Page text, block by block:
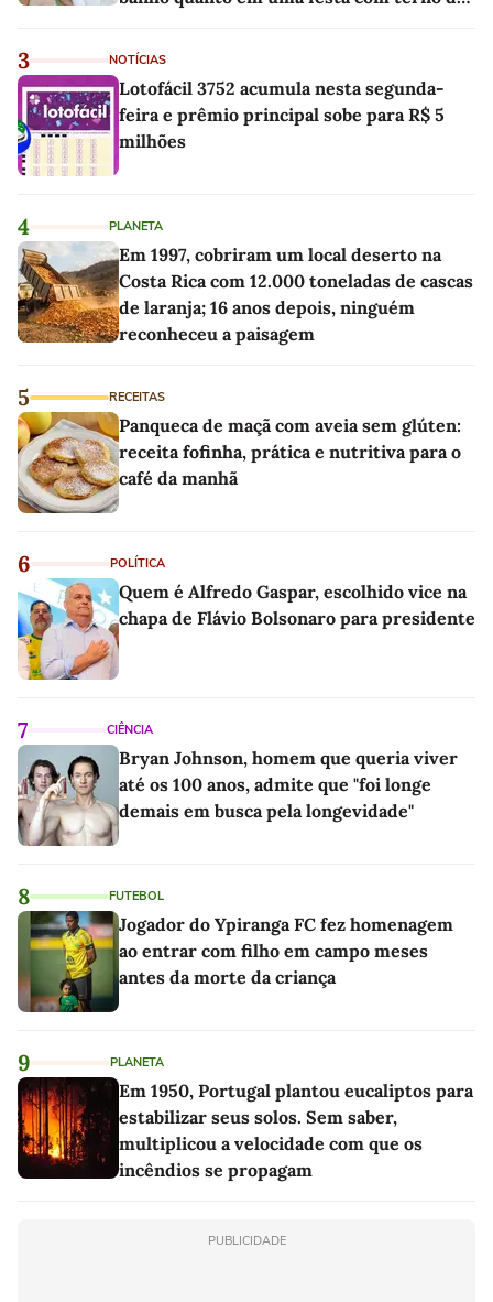
3 NOTÍCIAS
Lotofácil 3752 acumula nesta segunda-
feira e prêmio principal sobe para R$ 5
milhões
4 PLANETA
Em 1997, cobriram um local deserto na
Costa Rica com 12.000 toneladas de cascas
de laranja; 16 anos depois, ninguém
reconheceu a paisagem
5 RECEITAS
Panqueca de maçã com aveia sem glúten:
receita fofinha, prática e nutritiva para o
café da manhã
6 POLÍTICA
Quem é Alfredo Gaspar, escolhido vice na
chapa de Flávio Bolsonaro para presidente
7 CIÊNCIA
Bryan Johnson, homem que queria viver
até os 100 anos, admite que "foi longe
demais em busca pela longevidade"
8 FUTEBOL
Jogador do Ypiranga FC fez homenagem
ao entrar com filho em campo meses
antes da morte da criança
9 PLANETA
Em 1950, Portugal plantou eucaliptos para
estabilizar seus solos. Sem saber,
multiplicou a velocidade com que os
incêndios se propagam
PUBLICIDADE